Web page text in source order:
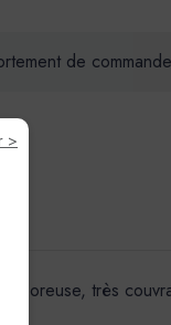
de
très
>